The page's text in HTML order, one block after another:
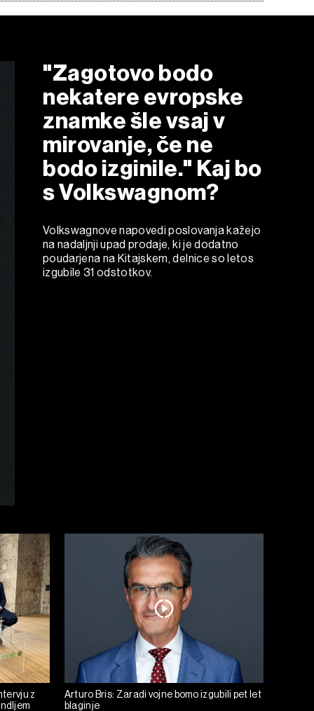
"Zagotovo bodo
nekatere evropske
znamke šle vsaj v
mirovanje, če ne
bodo izginile." Kaj bo
s Volkswagnom?
Volkswagnove napovedi poslovanja kažejo
na nadaljnji upad prodaje, ki je dodatno
poudarjena na Kitajskem, delnice so letos
izgubile 31 odstotkov.
z
Arturo Bris: Zaradi vojne bomo izgubili pet let
blaginje